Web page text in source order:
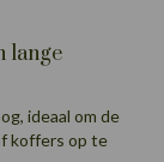
lange
ideaal om de
koffers op te